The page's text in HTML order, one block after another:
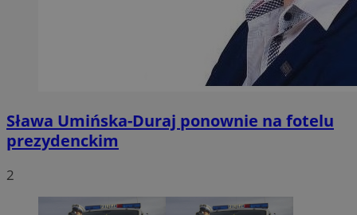
Sława Umińska-Duraj ponownie na fotelu
prezydenckim
2